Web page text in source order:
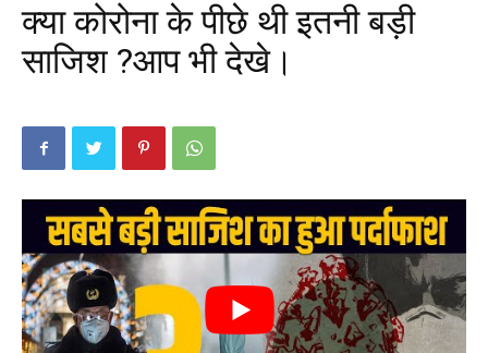
क्या कोरोना के पीछे थी इतनी बड़ी
साजिश ?आप भी देखे।